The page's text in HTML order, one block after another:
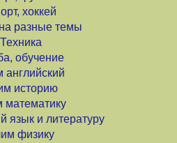
хоккей
разные темы
Техника
обучение
английский
историю
математику
язык и литературу
физику